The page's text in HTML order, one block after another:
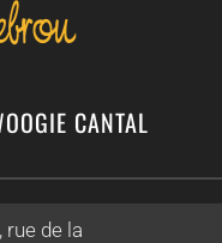
CANTAL
rue de la